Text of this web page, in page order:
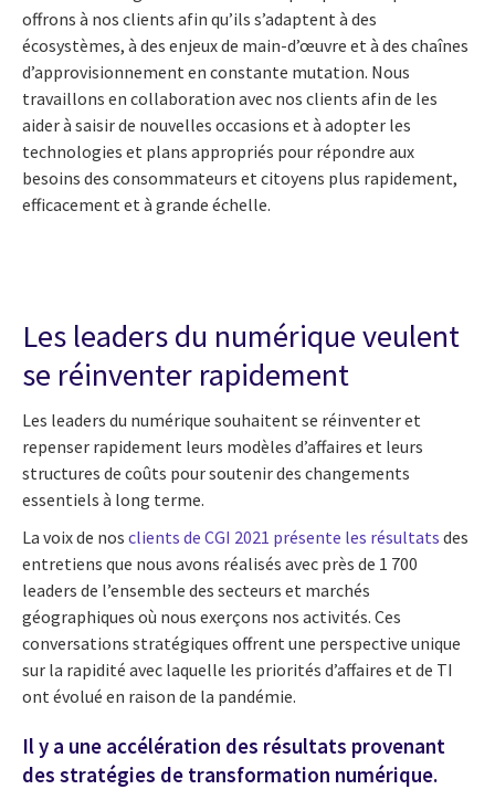
offrons à nos clients afin qu’ils s’adaptent à des
écosystèmes, à des enjeux de main-d’œuvre et à des chaînes
d’approvisionnement en constante mutation. Nous
travaillons en collaboration avec nos clients afin de les
aider à saisir de nouvelles occasions et à adopter les
technologies et plans appropriés pour répondre aux
besoins des consommateurs et citoyens plus rapidement,
efficacement et à grande échelle.
Les leaders du numérique veulent
se réinventer rapidement
Les leaders du numérique souhaitent se réinventer et
repenser rapidement leurs modèles d’affaires et leurs
structures de coûts pour soutenir des changements
essentiels à long terme.
La voix de nos clients de CGI 2021 présente les résultats des
entretiens que nous avons réalisés avec près de 1 700
leaders de l’ensemble des secteurs et marchés
géographiques où nous exerçons nos activités. Ces
conversations stratégiques offrent une perspective unique
sur la rapidité avec laquelle les priorités d’affaires et de TI
ont évolué en raison de la pandémie.
Il y a une accélération des résultats provenant
des stratégies de transformation numérique.